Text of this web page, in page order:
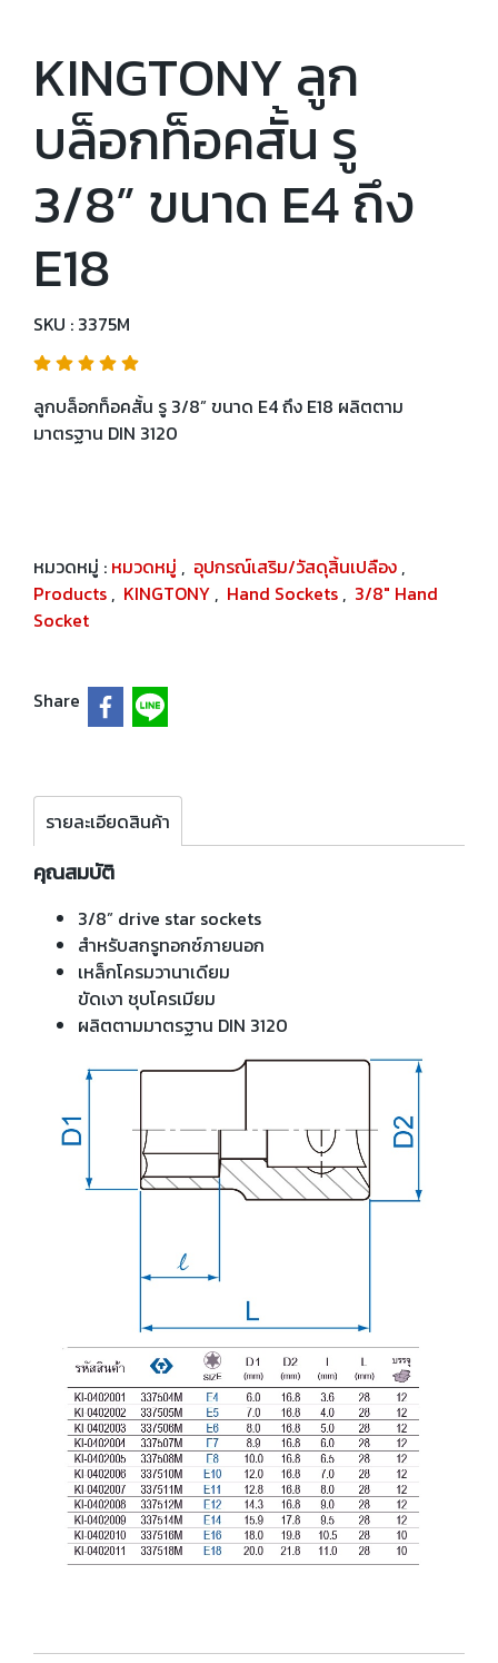
KINGTONY ลูก
บล็อกท็อคสั้น รู
3/8” ขนาด E4 ถึง
E18
SKU : 3375M
ลูกบล็อกท็อคสั้น รู 3/8” ขนาด E4 ถึง E18 ผลิตตาม
มาตรฐาน DIN 3120
หมวดหมู่ : หมวดหมู่ , อุปกรณ์เสริม/วัสดุสิ้นเปลือง ,
Products , KINGTONY , Hand Sockets , 3/8" Hand
Socket
Share
รายละเอียดสินค้า
คุณสมบัติ
3/8” drive star sockets
สำหรับสกรูทอกซ์ภายนอก
เหล็กโครมวานาเดียม
ขัดเงา ชุบโครเมียม
ผลิตตามมาตรฐาน DIN 3120